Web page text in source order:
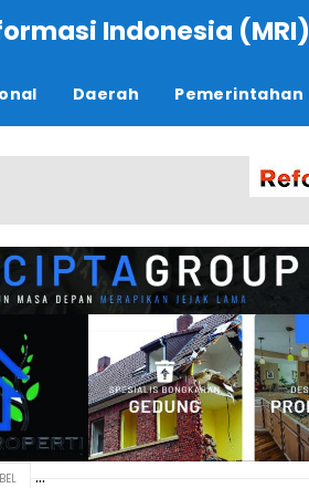
Indonesia (MRI)
Daerah Pemerintahan